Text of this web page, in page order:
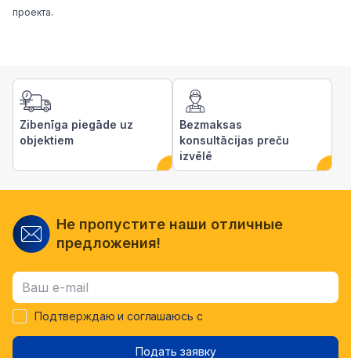
проекта.
Zibenīga piegāde uz
objektiem
Bezmaksas
konsultācijas preču
izvēlē
Не пропустите наши отличные
предложения!
Подтверждаю и соглашаюсь с
Подать заявку